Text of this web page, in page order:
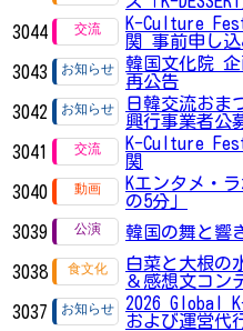
3044
K-Culture
関 事前申し
3043
韓国文化院
再公告
3042
日韓交流おま
興行事業者公
3041
K-Culture
関
3040
Kエンタメ・
の5分」
3039 韓国の舞と響
3038
白菜と大根の
＆感想文コン
3037
2026 Global
および運営代